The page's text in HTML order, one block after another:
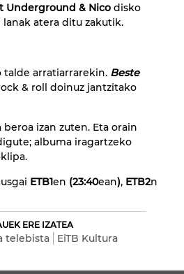
Underground & Nico disko
atera ditu zakutik.
talde arratiarrarekin. Beste
& roll doinuz jantzitako
izan zuten. Eta orain
albuma iragartzeko
ETB1en (23:40ean), ETB2n
ERE IZATEA
telebista EiTB Kultura